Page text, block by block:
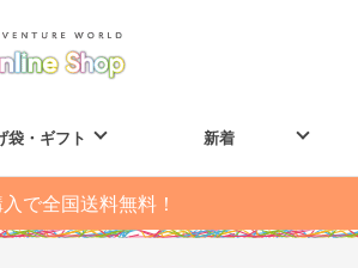
袋・ギフト 新着
で全国送料無料！